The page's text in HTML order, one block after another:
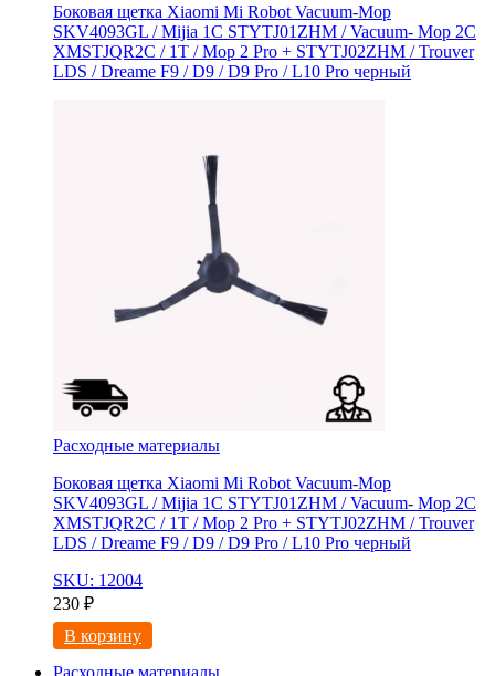
Боковая щетка Xiaomi Mi Robot Vacuum-Mop
SKV4093GL / Mijia 1C STYTJ01ZHM / Vacuum- Mop 2C
XMSTJQR2C / 1T / Mop 2 Pro + STYTJ02ZHM / Trouver
LDS / Dreame F9 / D9 / D9 Pro / L10 Pro черный
Расходные материалы
Боковая щетка Xiaomi Mi Robot Vacuum-Mop
SKV4093GL / Mijia 1C STYTJ01ZHM / Vacuum- Mop 2C
XMSTJQR2C / 1T / Mop 2 Pro + STYTJ02ZHM / Trouver
LDS / Dreame F9 / D9 / D9 Pro / L10 Pro черный
SKU: 12004
230 ₽
В корзину
Расходные материалы